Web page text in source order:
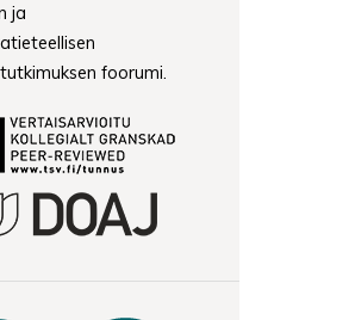
ja
foorumi.